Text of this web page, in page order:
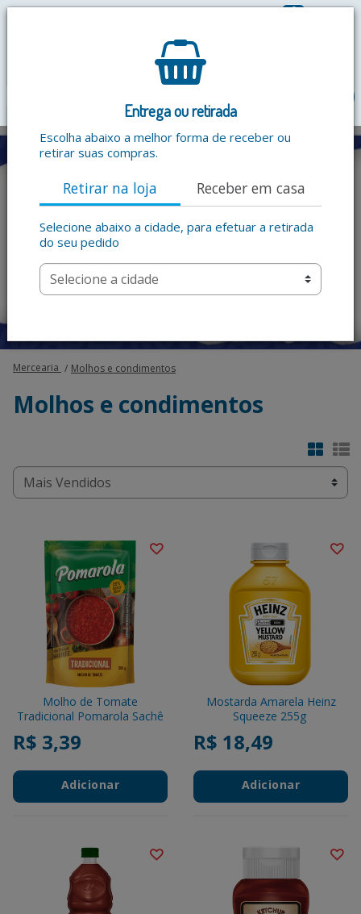
0
Entrega ou retirada
Escolha abaixo a melhor forma de receber ou
retirar suas compras.
Retirar na loja Receber em casa
Selecione abaixo a cidade, para efetuar a retirada
do seu pedido
Mercearia Molhos e condimentos
Molhos e condimentos
Molho de Tomate
Tradicional Pomarola Sachê
R$ 3,39
Adicionar
Mostarda Amarela Heinz
Squeeze 255g
R$ 18,49
Adicionar